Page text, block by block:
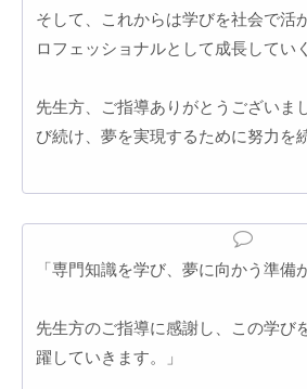
そして、これからは学びを社会で活
ロフェッショナルとして成長してい
先生方、ご指導ありがとうございま
び続け、夢を実現するために努力を
「専門知識を学び、夢に向かう準備
先生方のご指導に感謝し、この学び
躍していきます。」